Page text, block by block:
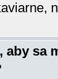
aby sa